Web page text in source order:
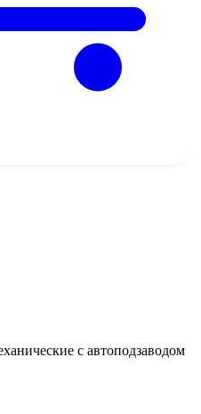
с автоподзаводом